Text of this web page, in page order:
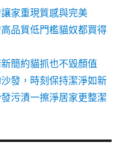
家重現質感與完美
品質低門檻貓奴都買得
簡約貓抓也不毀顏值
發，時刻保持潔淨如新
污漬一擦淨居家更整潔